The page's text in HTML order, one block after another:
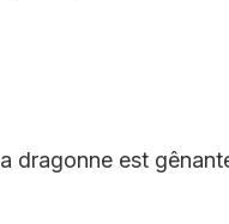
dragonne est